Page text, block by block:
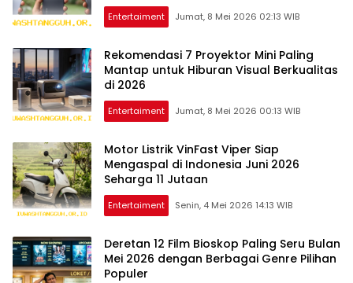
Entertaiment Jumat, 8 Mei 2026 02:13 WIB
Rekomendasi 7 Proyektor Mini Paling
Mantap untuk Hiburan Visual Berkualitas
di 2026
Entertaiment Jumat, 8 Mei 2026 00:13 WIB
Motor Listrik VinFast Viper Siap
Mengaspal di Indonesia Juni 2026
Seharga 11 Jutaan
Entertaiment Senin, 4 Mei 2026 14:13 WIB
Deretan 12 Film Bioskop Paling Seru Bulan
Mei 2026 dengan Berbagai Genre Pilihan
Populer